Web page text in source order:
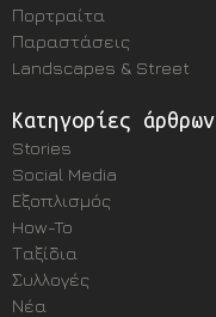
Πορτραίτα
Παραστάσεις
Landscapes & Street
Κατηγορίες άρθρων
Stories
Social Media
Εξοπλισμός
How-To
Ταξίδια
Συλλογές
Νέα